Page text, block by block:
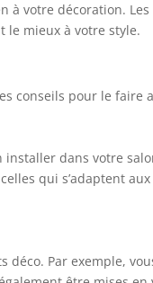
à votre décoration.
le mieux à votre style.
conseils pour le faire
dans votre
qui s’adaptent
déco. Par exemple,